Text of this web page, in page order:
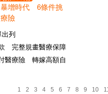
暴增時代 6條件挑
險
列
完整規畫醫療保障
醫療險 轉嫁高額自
1 2 3 4 5 6 7 8 9 10